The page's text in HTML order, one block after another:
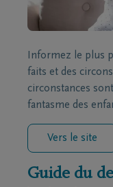
Informez le plus
faits et des
circonstances
fantasme des
Vers le site
Guide du